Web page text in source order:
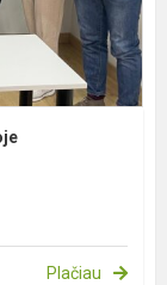
Plačiau